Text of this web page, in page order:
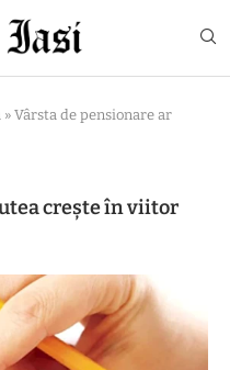
» Vârsta de pensionare ar
creşte în viitor